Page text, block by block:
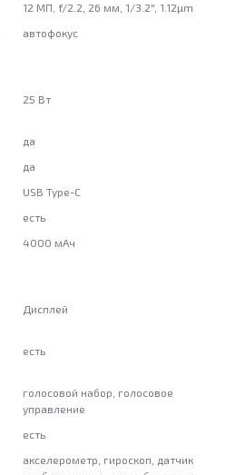
12 МП, f/2.2, 26 мм, 1/3.2", 1.12µm
автофокус
25 Вт
да
да
USB Type-C
есть
4000 мАч
Дисплей
есть
голосовой набор, голосовое
управление
есть
акселерометр, гироскоп, датчик